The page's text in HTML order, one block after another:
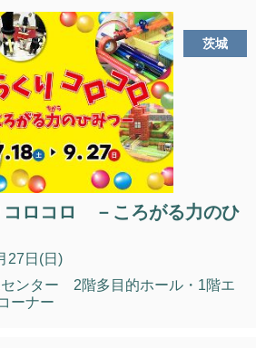
茨城
コロコロ －ころがる力のひ
27日(日)
ンター 2階多目的ホール・1階エ
ーナー